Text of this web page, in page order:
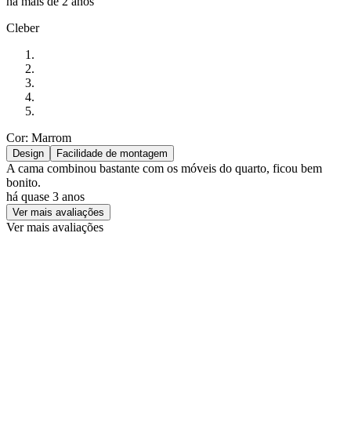
Cleber
Cor: Marrom
Design Facilidade de montagem
A cama combinou bastante com os móveis do quarto, ficou bem
bonito.
há quase 3 anos
Ver mais avaliações
Ver mais avaliações